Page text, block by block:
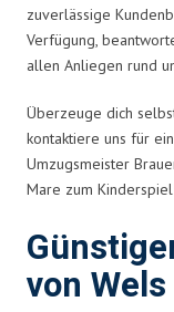
zuverlässige
Verfügung,
allen Anliegen rund
Überzeuge dich
kontaktiere uns für
Umzugsmeister
Mare zum
von